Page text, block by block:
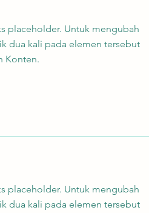
placeholder. Untuk mengubah
dua kali pada elemen tersebut
Konten.
placeholder. Untuk mengubah
dua kali pada elemen tersebut